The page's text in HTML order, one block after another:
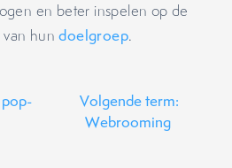
en beter inspelen op de
van hundoelgroep.
Volgende term:
Webrooming